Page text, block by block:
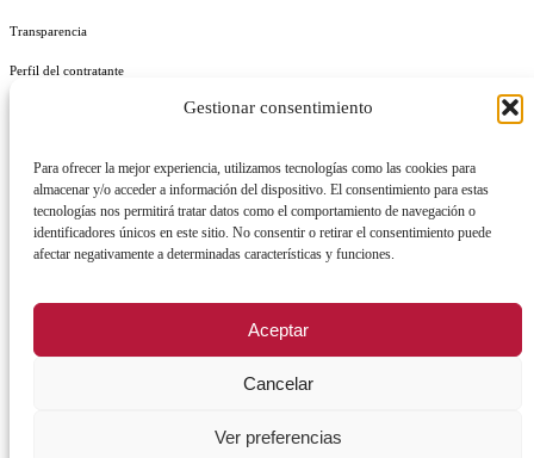
Gestionar consentimiento
Para ofrecer la mejor experiencia, utilizamos tecnologías como las cookies para
almacenar y/o acceder a información del dispositivo. El consentimiento para estas
tecnologías nos permitirá tratar datos como el comportamiento de navegación o
identificadores únicos en este sitio. No consentir o retirar el consentimiento puede
afectar negativamente a determinadas características y funciones.
Aceptar
Cancelar
Ver preferencias
Transparencia
Perfil del contratante
REGISTRO DE ACTIVIDADES DE TRATAMIENTO